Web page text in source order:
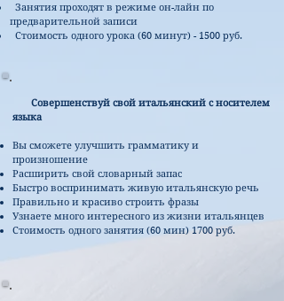
Занятия проходят в режиме он-лайн по
предварительной записи
Стоимость одного урока (60 минут) - 1500 руб.
Совершенствуй свой итальянский с носителем
языка
Вы сможете улучшить грамматику и
произношение
Расширить свой словарный запас
Быстро воспринимать живую итальянскую речь
Правильно и красиво строить фразы
Узнаете много интересного из жизни итальянцев
Стоимость одного занятия (60 мин) 1700 руб.